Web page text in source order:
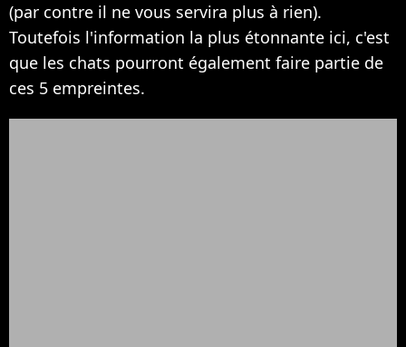
(par contre il ne vous servira plus à rien).
Toutefois l'information la plus étonnante ici, c'est
que les chats pourront également faire partie de
ces 5 empreintes.